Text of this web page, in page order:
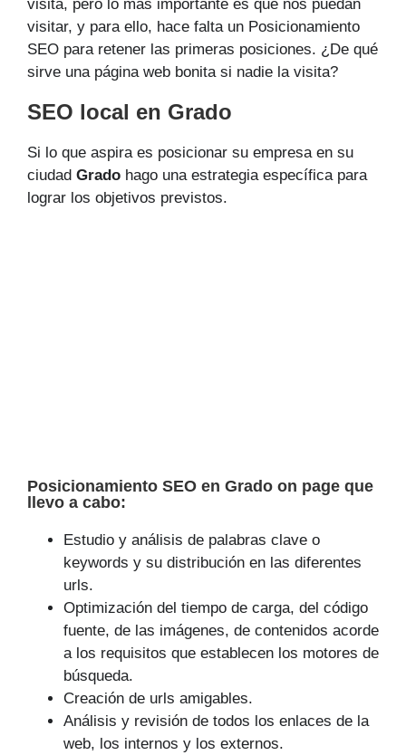
visita, pero lo más importante es que nos puedan
visitar, y para ello, hace falta un Posicionamiento
SEO para retener las primeras posiciones. ¿De qué
sirve una página web bonita si nadie la visita?
SEO local en Grado
Si lo que aspira es posicionar su empresa en su
ciudad Grado hago una estrategia específica para
lograr los objetivos previstos.
Posicionamiento SEO en Grado on page que
llevo a cabo:
Estudio y análisis de palabras clave o
keywords y su distribución en las diferentes
urls.
Optimización del tiempo de carga, del código
fuente, de las imágenes, de contenidos acorde
a los requisitos que establecen los motores de
búsqueda.
Creación de urls amigables.
Análisis y revisión de todos los enlaces de la
web, los internos y los externos.